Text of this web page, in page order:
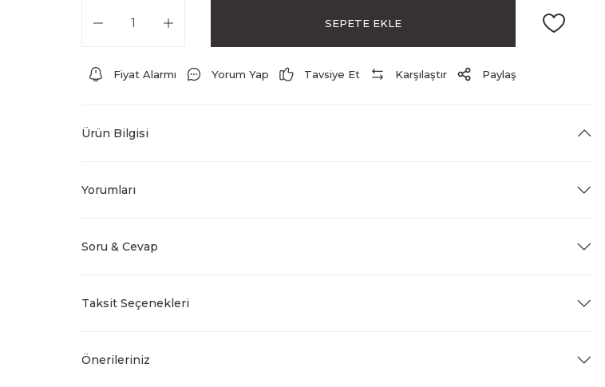
SEPETE EKLE
Fiyat Alarmı Yorum Yap Tavsiye Et Karşılaştır Paylaş
Ürün Bilgisi
Yorumları
Soru & Cevap
Taksit Seçenekleri
Önerileriniz